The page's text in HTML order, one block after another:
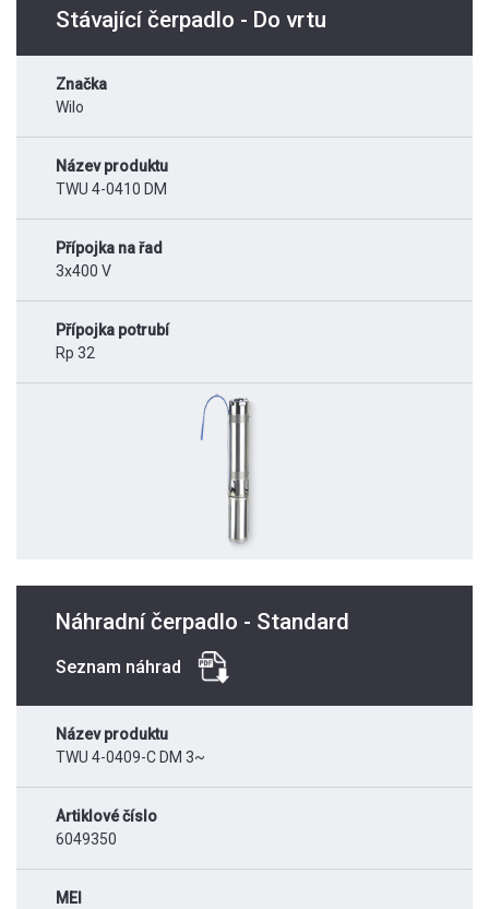
Stávající čerpadlo - Do vrtu
Značka
Wilo
Název produktu
TWU 4-0410 DM
Přípojka na řad
3x400 V
Přípojka potrubí
Rp 32
Náhradní čerpadlo - Standard
Seznam náhrad
Název produktu
TWU 4-0409-C DM 3~
Artiklové číslo
6049350
MEI